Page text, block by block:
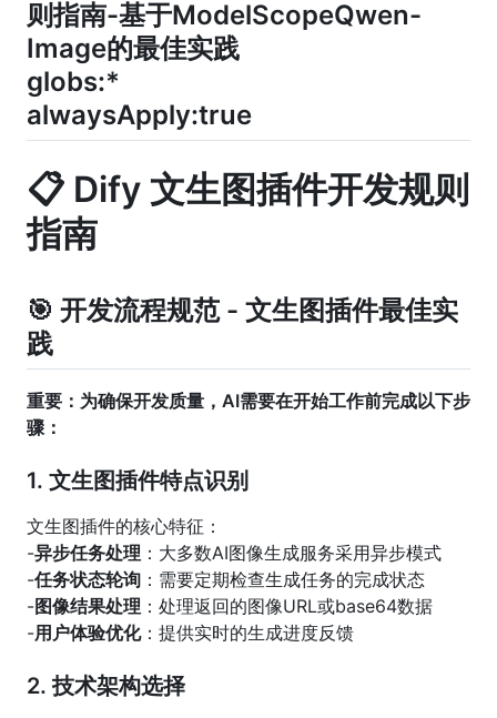
则指南-基于ModelScopeQwen-
Image的最佳实践
globs:*
alwaysApply:true
📋 Dify 文生图插件开发规则
指南
🎯 开发流程规范 - 文生图插件最佳实
践
重要：为确保开发质量，AI需要在开始工作前完成以下步
骤：
1. 文生图插件特点识别
文生图插件的核心特征：
-异步任务处理 ：大多数AI图像生成服务采用异步模式
-任务状态轮询 ：需要定期检查生成任务的完成状态
-图像结果处理 ：处理返回的图像URL或base64数据
-用户体验优化：提供实时的生成进度反馈
2. 技术架构选择